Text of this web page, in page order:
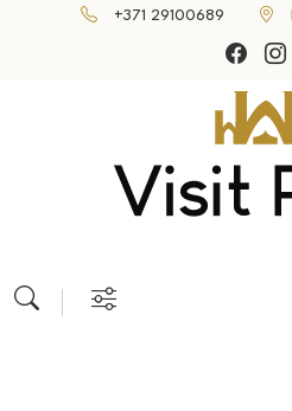
+371 29100689